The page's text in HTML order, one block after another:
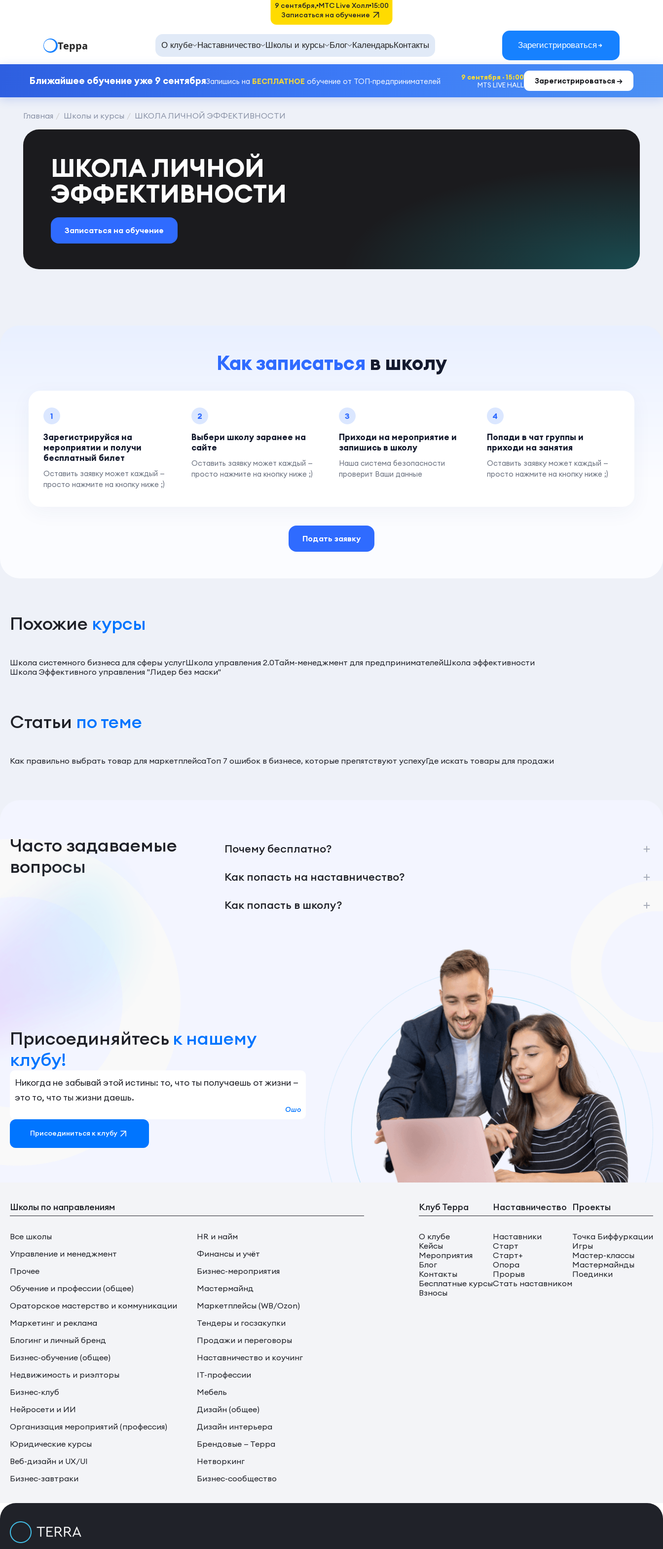
Терра О клубе Наставничество Школы и курсы Блог КалендарьКонтакты Зарегистрироваться
Ближайшее обучение уже 9 сентябряЗапишись на БЕСПЛАТНОЕ обучение от ТОП‑предпринимателей
9 сентября · 15:00
MTS LIVE HALL
Зарегистрироваться →
Главная Школы и курсы ШКОЛА ЛИЧНОЙ ЭФФЕКТИВНОСТИ
ШКОЛА ЛИЧНОЙ
ЭФФЕКТИВНОСТИ
Записаться на обучение
Как записаться в школу
1
Зарегистрируйся на
мероприятии и получи
бесплатный билет
Оставить заявку может каждый —
просто нажмите на кнопку ниже ;)
2
Выбери школу заранее на
сайте
Оставить заявку может каждый —
просто нажмите на кнопку ниже ;)
3
Приходи на мероприятие и
запишись в школу
Наша система безопасности
проверит Ваши данные
4
Попади в чат группы и
приходи на занятия
Оставить заявку может каждый —
просто нажмите на кнопку ниже ;)
Подать заявку
Похожие курсы
Школа системного бизнеса для сферы услугШкола управления 2.0Тайм-менеджмент для предпринимателейШкола эффективности
Школа Эффективного управления "Лидер без маски"
Статьи по теме
Как правильно выбрать товар для маркетплейсаТоп 7 ошибок в бизнесе, которые препятствуют успехуГде искать товары для продажи
Часто задаваемые
вопросы
Почему бесплатно?
Как попасть на наставничество?
Как попасть в школу?
Присоединяйтесь к нашему
клубу!
Никогда не забывай этой истины: то, что ты получаешь от жизни —
это то, что ты жизни даешь.
Ошо
Присоединиться к клубу
Школы по направлениям
Все школы
HR и найм
Управление и менеджмент
Финансы и учёт
Прочее
Бизнес-мероприятия
Обучение и профессии (общее)
Мастермайнд
Ораторское мастерство и коммуникации
Маркетплейсы (WB/Ozon)
Маркетинг и реклама
Тендеры и госзакупки
Блогинг и личный бренд
Продажи и переговоры
Бизнес-обучение (общее)
Наставничество и коучинг
Недвижимость и риэлторы
IT-профессии
Бизнес-клуб
Мебель
Нейросети и ИИ
Дизайн (общее)
Организация мероприятий (профессия)
Дизайн интерьера
Юридические курсы
Брендовые — Терра
Веб-дизайн и UX/UI
Нетворкинг
Бизнес-завтраки
Бизнес-сообщество
Клуб Терра
О клубе
Кейсы
Мероприятия
Блог
Контакты
Бесплатные курсы
Взносы
Наставничество
Наставники
Старт
Старт+
Опора
Прорыв
Стать наставником
Проекты
Точка Биффуркации
Игры
Мастер-классы
Мастермайнды
Поединки
9 сентября, MTC Live Холл 15:00
Записаться на обучение